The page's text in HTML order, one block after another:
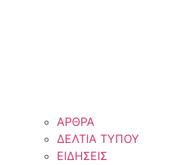
ΑΡΘΡΑ
ΔΕΛΤΙΑ ΤΥΠΟΥ
ΕΙΔΗΣΕΙΣ